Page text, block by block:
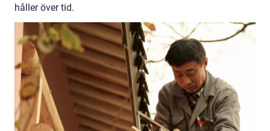
håller över tid.